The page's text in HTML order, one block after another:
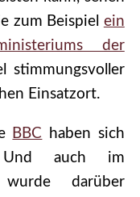
zum Beispiel ein
der
stimmungsvoller
Einsatzort.
BBC haben sich
Und auch im
wurde darüber